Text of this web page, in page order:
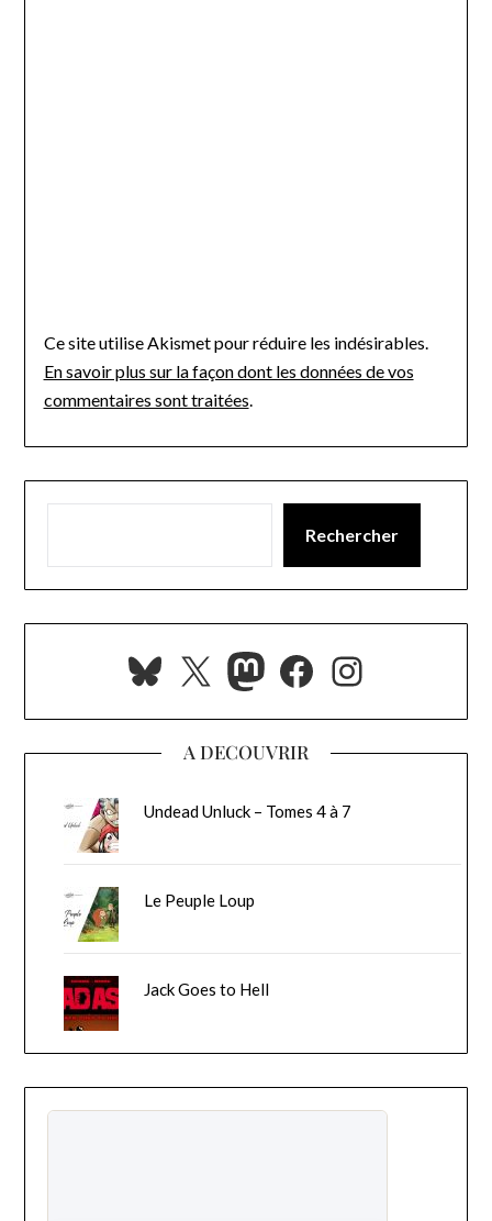
Ce site utilise Akismet pour réduire les indésirables.
En savoir plus sur la façon dont les données de vos
commentaires sont traitées.
Rechercher
Bluesky
X Mastodon
Facebook
A DECOUVRIR
Undead Unluck – Tomes 4 à 7
Le Peuple Loup
Jack Goes to Hell